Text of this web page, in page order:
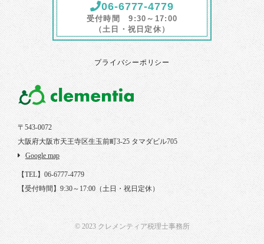
06-6777-4779
受付時間 9:30～17:00
（土日・祝日定休）
プライバシーポリシー
〒543-0072
大阪府大阪市天王寺区生玉前町3-25 タマダビル705
Google map
【TEL】06-6777-4779
【受付時間】9:30～17:00（土日・祝日定休）
© 2023 クレメンティア税理士事務所